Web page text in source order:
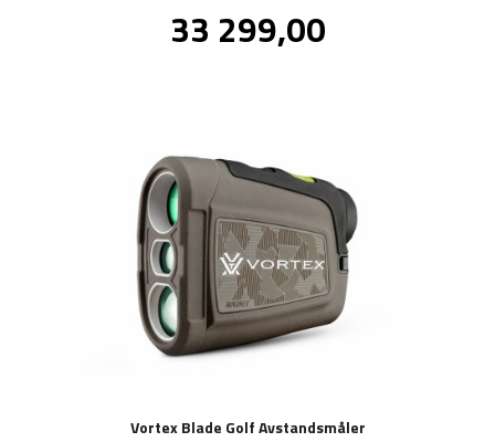
Pris
33 299,00mva.
Vortex Blade Golf Avstandsmåler